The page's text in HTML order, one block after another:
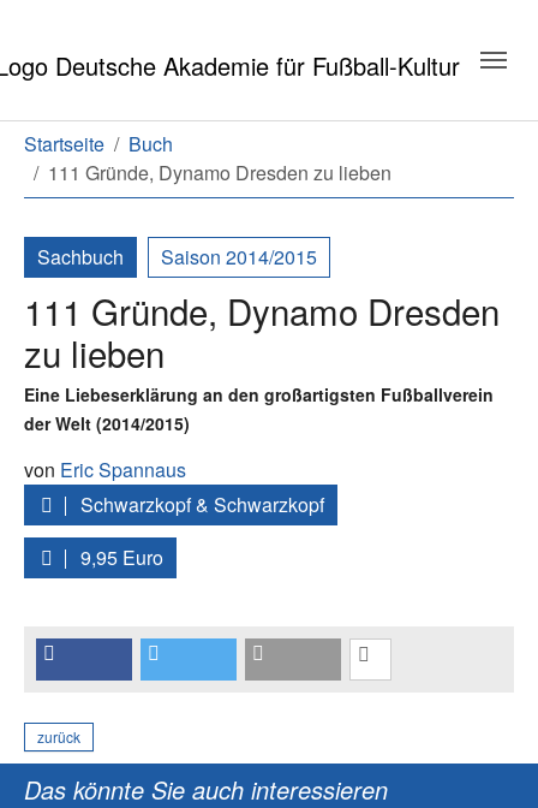
Sie sind hier:
Startseite
Buch
111 Gründe, Dynamo Dresden zu lieben
Sachbuch Saison 2014/2015
111 Gründe, Dynamo Dresden
zu lieben
Eine Liebeserklärung an den großartigsten Fußballverein
der Welt (2014/2015)
von Eric Spannaus
Schwarzkopf & Schwarzkopf
9,95 Euro
zurück
Das könnte Sie auch interessieren